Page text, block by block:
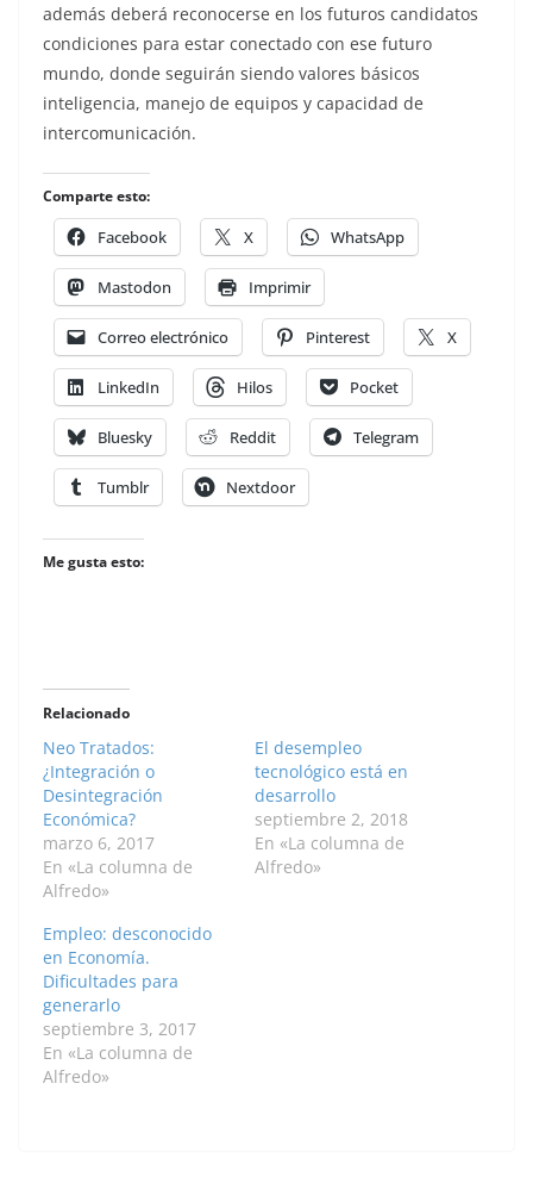
además deberá reconocerse en los futuros candidatos
condiciones para estar conectado con ese futuro
mundo, donde seguirán siendo valores básicos
inteligencia, manejo de equipos y capacidad de
intercomunicación.
Comparte esto:
Facebook X WhatsApp
Mastodon Imprimir
Correo electrónico Pinterest X
LinkedIn Hilos Pocket
Bluesky Reddit Telegram
Tumblr Nextdoor
Me gusta esto:
Relacionado
Neo Tratados:
¿Integración o
Desintegración
Económica?
marzo 6, 2017
En «La columna de
Alfredo»
El desempleo
tecnológico está en
desarrollo
septiembre 2, 2018
En «La columna de
Alfredo»
Empleo: desconocido
en Economía.
Dificultades para
generarlo
septiembre 3, 2017
En «La columna de
Alfredo»